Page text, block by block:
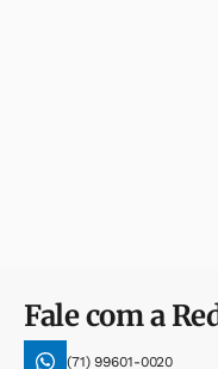
Fale com a
(71) 99601-0020